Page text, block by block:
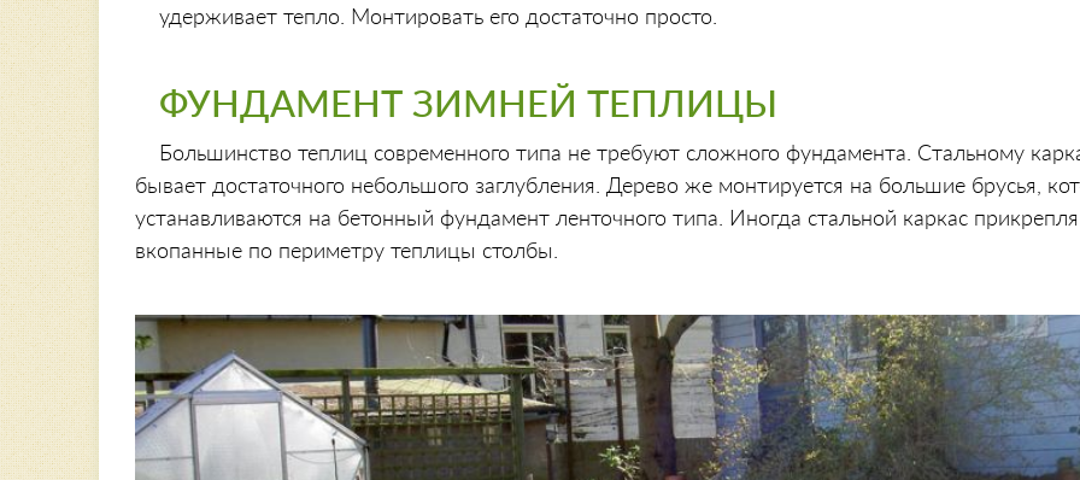
удерживает тепло. Монтировать его достаточно просто.
ФУНДАМЕНТ ЗИМНЕЙ ТЕПЛИЦЫ
Большинство теплиц современного типа не требуют сложного фундамента. Стальному
бывает достаточного небольшого заглубления. Дерево же монтируется на большие брусья,
устанавливаются на бетонный фундамент ленточного типа. Иногда стальной каркас
вкопанные по периметру теплицы столбы.